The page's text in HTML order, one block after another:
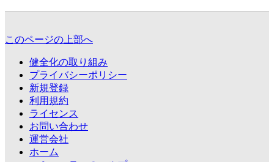
このページの上部へ
健全化の取り組み
プライバシーポリシー
新規登録
利用規約
ライセンス
お問い合わせ
運営会社
ホーム